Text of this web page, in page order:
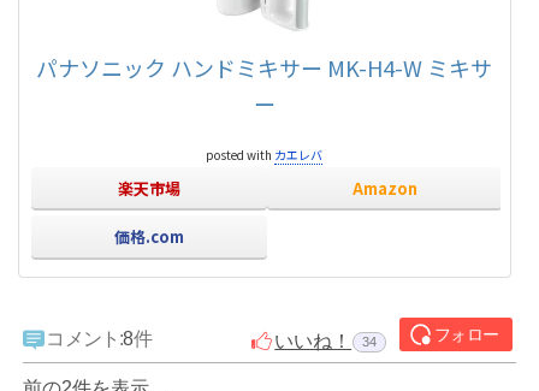
パナソニック ハンドミキサー MK-H4-W ミキサ
ー
posted with カエレバ
楽天市場 Amazon
価格.com